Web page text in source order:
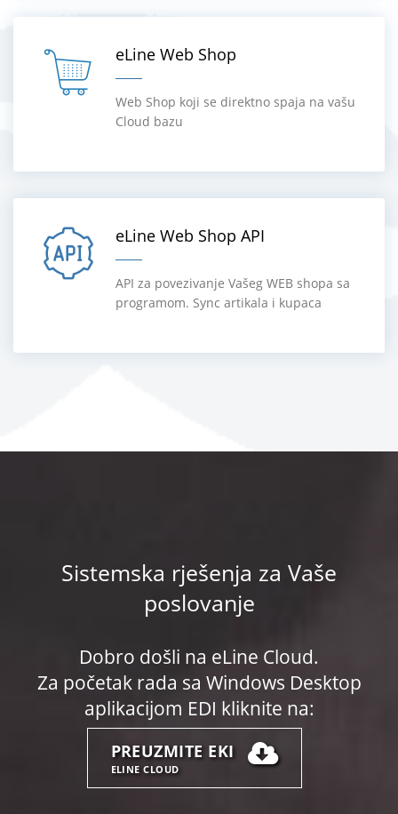
eLine Web Shop
Web Shop koji se direktno spaja na vašu
Cloud bazu
eLine Web Shop API
API za povezivanje Vašeg WEB shopa sa
programom. Sync artikala i kupaca
Sistemska rješenja za Vaše
poslovanje
Dobro došli na eLine Cloud.
Za početak rada sa Windows Desktop
aplikacijom EDI kliknite na:
PREUZMITE EKI
ELINE CLOUD